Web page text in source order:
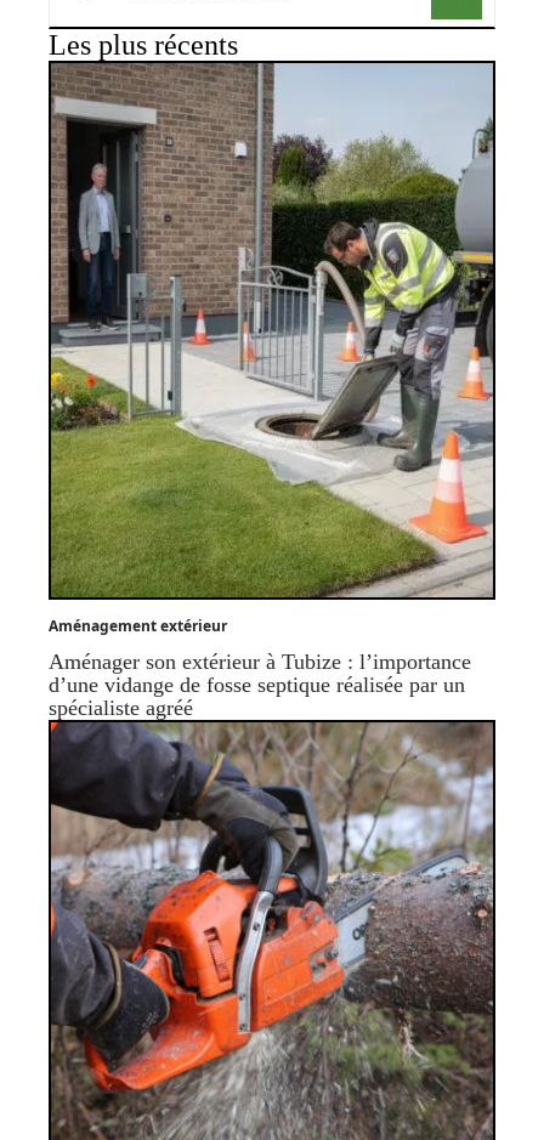
Les plus récents
Aménagement extérieur
Aménager son extérieur à Tubize : l’importance
d’une vidange de fosse septique réalisée par un
spécialiste agréé